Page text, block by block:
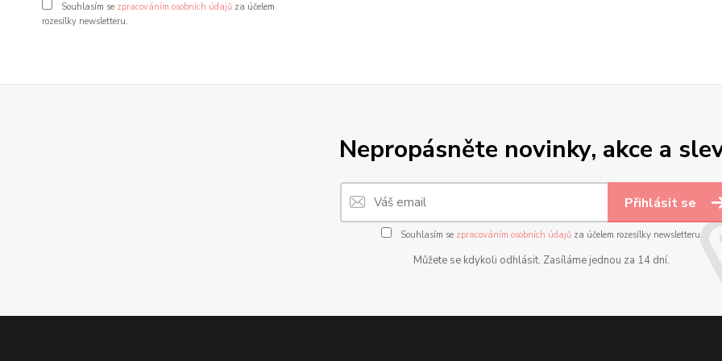
Souhlasím se zpracováním osobních údajů za účelem
rozesílky newsletteru.
Nepropásněte novinky, akce a
Přihlásit se
Souhlasím se zpracováním osobních údajůza účelem rozesílky newsletteru.
Můžete se kdykoli odhlásit. Zasíláme jednou za 14 dní.